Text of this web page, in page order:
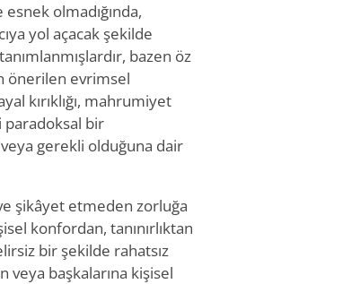
olmadığında,
yol açacak şekilde
bazen öz
önerilen evrimsel
kırıklığı, mahrumiyet
paradoksal bir
gerekli olduğuna dair
şikâyet etmeden zorluğa
konfordan, tanınırlıktan
bir şekilde rahatsız
başkalarına kişisel